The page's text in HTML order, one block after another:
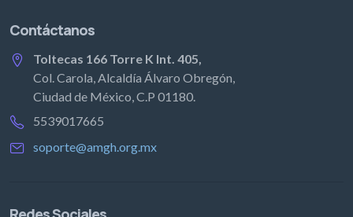
Contáctanos
Toltecas 166 Torre K Int. 405,
Col. Carola, Alcaldía Álvaro Obregón,
Ciudad de México, C.P 01180.
5539017665
soporte@amgh.org.mx